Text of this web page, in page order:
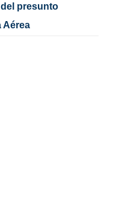
presunto
Aérea